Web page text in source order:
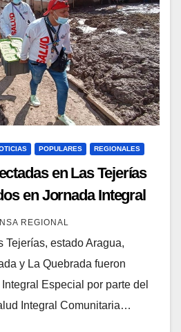
POPULARES REGIONALES
en Las Tejerías
en Jornada Integral
REGIONAL
Tejerías, estado Aragua,
y La Quebrada fueron
Especial por parte del
Integral Comunitaria…